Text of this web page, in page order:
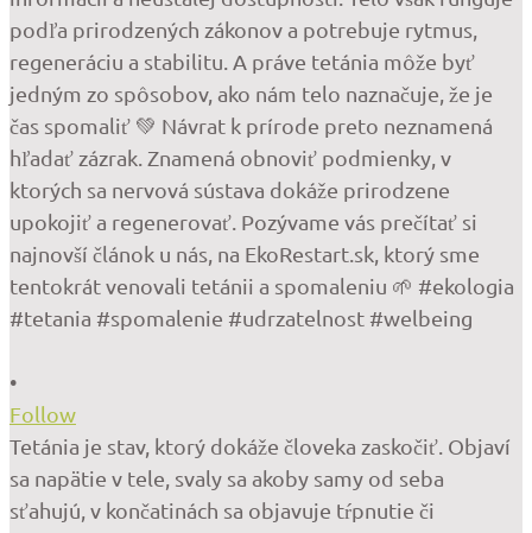
•
Follow
Tetánia je stav, ktorý dokáže človeka zaskočiť. Objaví
sa napätie v tele, svaly sa akoby samy od seba
sťahujú, v končatinách sa objavuje tŕpnutie či